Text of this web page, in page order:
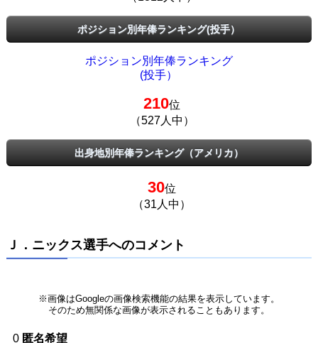
ポジション別年俸ランキング(投手）
ポジション別年俸ランキング
(投手）
210位
（527人中）
出身地別年俸ランキング（アメリカ）
30位
（31人中）
Ｊ．ニックス選手へのコメント
※画像はGoogleの画像検索機能の結果を表示しています。
そのため無関係な画像が表示されることもあります。
0 匿名希望